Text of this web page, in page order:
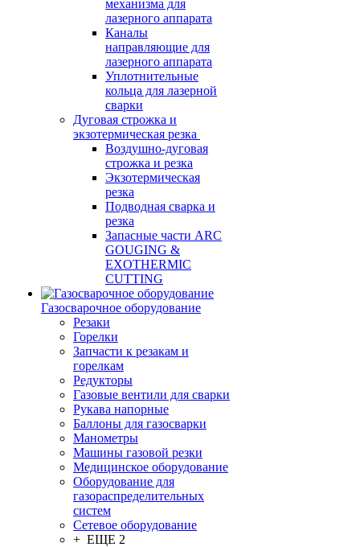
механизма для
лазерного аппарата
Каналы
направляющие для
лазерного аппарата
Уплотнительные
кольца для лазерной
сварки
Дуговая строжка и
экзотермическая резка
Воздушно-дуговая
строжка и резка
Экзотермическая
резка
Подводная сварка и
резка
Запасные части ARC
GOUGING &
EXOTHERMIC
CUTTING
Газосварочное оборудование
Резаки
Горелки
Запчасти к резакам и
горелкам
Редукторы
Газовые вентили для сварки
Рукава напорные
Баллоны для газосварки
Манометры
Машины газовой резки
Медицинское оборудование
Оборудование для
газораспределительных
систем
Сетевое оборудование
+ ЕЩЕ 2